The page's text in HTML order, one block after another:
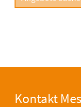
Kontakt